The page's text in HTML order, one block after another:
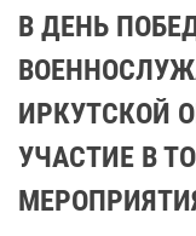
В ДЕНЬ
ИРКУТСКОЙ
УЧАСТИЕ В